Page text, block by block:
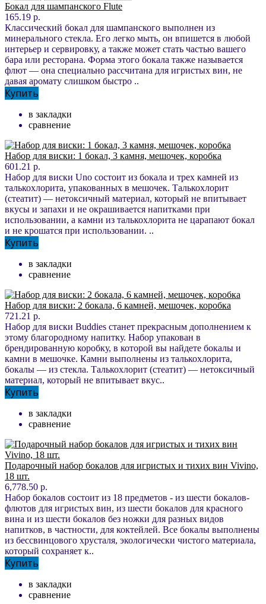
Бокал для шампанского Flute
165.19 р.
Классический бокал для шампанского выполнен из
минерального стекла. Его легко мыть, он впишется в любой
интерьер и сервировку, а также может стать частью вашего
бара или ресторана. Форма этого бокала также называется
флют — она специально рассчитана для игристых вин, не
давая аромату слишком быстро ..
Купить
в закладки
сравнение
Набор для виски: 1 бокал, 3 камня, мешочек, коробка
601.21 р.
Набор для виски Uno состоит из бокала и трех камней из
талькохлорита, упакованных в мешочек. Талькохлорит
(стеатит) — нетоксичный материал, который не впитывает
вкусы и запахи и не окрашивается напитками при
использовании, а камни из талькохлорита не царапают бокал
и не крошатся при использовании. ..
Купить
в закладки
сравнение
Набор для виски: 2 бокала, 6 камней, мешочек, коробка
721.21 р.
Набор для виски Buddies станет прекрасным дополнением к
этому благородному напитку. Набор упакован в
брендированную коробку, в которой вы найдете бокалы и
камни в мешочке. Камни выполнены из талькохлорита,
бокалы — из стекла. Талькохлорит (стеатит) — нетоксичный
материал, который не впитывает вкус..
Купить
в закладки
сравнение
Подарочный набор бокалов для игристых и тихих вин Vivino,
18 шт.
6,778.50 р.
Набор бокалов состоит из 18 предметов - из шести бокалов-
флютов для игристых вин, из шести бокалов для красного
вина и из шести бокалов без ножки для разных видов
напитков, в частности, для коктейлей. Все бокалы выполнены
из бессвинцового хрусталя, экологически чистого материала,
который сохраняет к..
Купить
в закладки
сравнение